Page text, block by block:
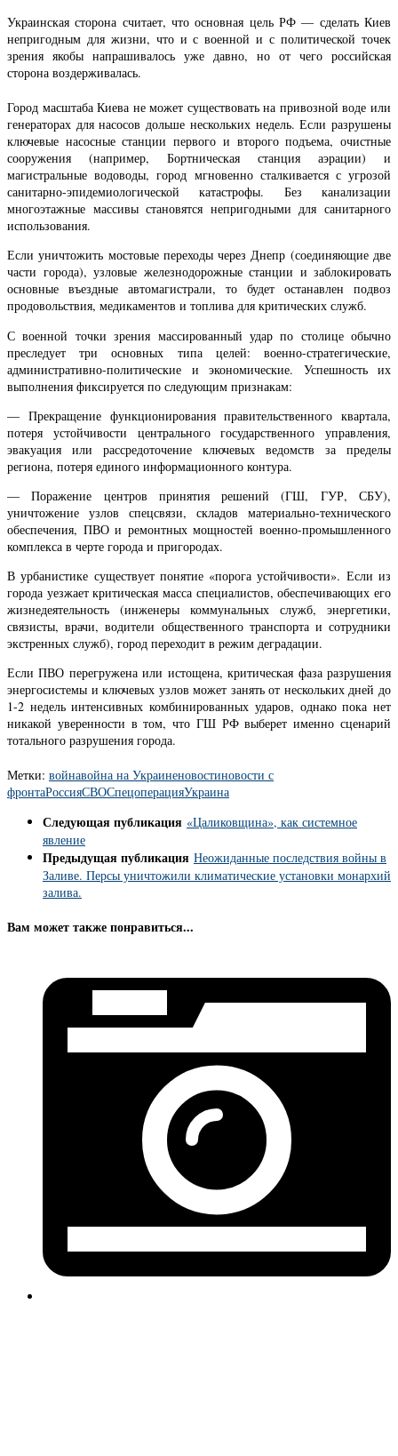
Украинская сторона считает, что основная цель РФ — сделать Киев
непригодным для жизни, что и с военной и с политической точек
зрения якобы напрашивалось уже давно, но от чего российская
сторона воздерживалась.
Город масштаба Киева не может существовать на привозной воде или
генераторах для насосов дольше нескольких недель. Если разрушены
ключевые насосные станции первого и второго подъема, очистные
сооружения (например, Бортническая станция аэрации) и
магистральные водоводы, город мгновенно сталкивается с угрозой
санитарно-эпидемиологической катастрофы. Без канализации
многоэтажные массивы становятся непригодными для санитарного
использования.
Если уничтожить мостовые переходы через Днепр (соединяющие две
части города), узловые железнодорожные станции и заблокировать
основные въездные автомагистрали, то будет останавлен подвоз
продовольствия, медикаментов и топлива для критических служб.
С военной точки зрения массированный удар по столице обычно
преследует три основных типа целей: военно-стратегические,
административно-политические и экономические. Успешность их
выполнения фиксируется по следующим признакам:
— Прекращение функционирования правительственного квартала,
потеря устойчивости центрального государственного управления,
эвакуация или рассредоточение ключевых ведомств за пределы
региона, потеря единого информационного контура.
— Поражение центров принятия решений (ГШ, ГУР, СБУ),
уничтожение узлов спецсвязи, складов материально-технического
обеспечения, ПВО и ремонтных мощностей военно-промышленного
комплекса в черте города и пригородах.
В урбанистике существует понятие «порога устойчивости». Если из
города уезжает критическая масса специалистов, обеспечивающих его
жизнедеятельность (инженеры коммунальных служб, энергетики,
связисты, врачи, водители общественного транспорта и сотрудники
экстренных служб), город переходит в режим деградации.
Если ПВО перегружена или истощена, критическая фаза разрушения
энергосистемы и ключевых узлов может занять от нескольких дней до
1-2 недель интенсивных комбинированных ударов, однако пока нет
никакой уверенности в том, что ГШ РФ выберет именно сценарий
тотального разрушения города.
Метки: войнавойна на Украиненовостиновости с
фронтаРоссияСВОСпецоперацияУкраина
Следующая публикация «Цаликовщина», как системное
явление
Предыдущая публикация Неожиданные последствия войны в
Заливе. Персы уничтожили климатические установки монархий
залива.
Вам может также понравиться...